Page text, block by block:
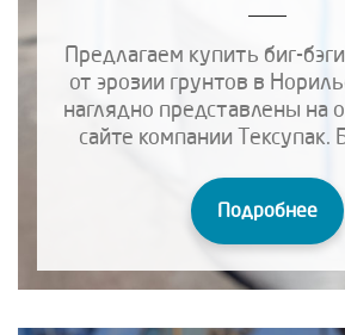
Предлагаем купить биг-
от эрозии грунтов в
наглядно представлены на
сайте компании Тексупак.
Подробнее